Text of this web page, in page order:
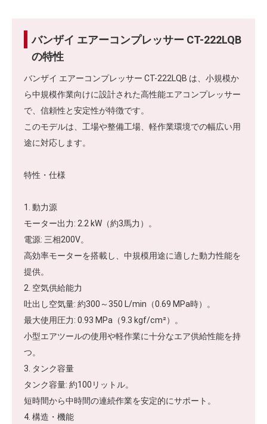
バンザイ エアーコンプレッサー CT-222LQB
の特性
バンザイ エアーコンプレッサー CT-222LQB は、小規模か
ら中規模作業向けに設計された高性能エアコンプレッサー
で、信頼性と安定性が特徴です。
このモデルは、工場や整備工場、軽作業環境での幅広い用
途に対応します。
特性・仕様
1. 動力源
モーター出力: 2.2 kW（約3馬力）。
電源: 三相200V。
高効率モーターを搭載し、中規模用途に適した動力性能を
提供。
2. 空気供給能力
吐出し空気量: 約300～350 L/min（0.69 MPa時）。
最大使用圧力: 0.93 MPa（9.3 kgf/cm²）。
小型エアツールの使用や軽作業に十分なエア供給性能を持
つ。
3. タンク容量
タンク容量: 約100リットル。
短時間から中時間の連続作業を安定的にサポート。
4. 構造・機能